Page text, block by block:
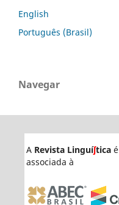
English
Português (Brasil)
Navegar
A Revista Linguíʃticaé
associada à